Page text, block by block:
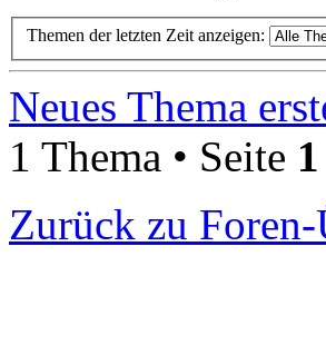
Themen der letzten Zeit anzeigen:
Neues Thema
1 Thema • Seite 1
Zurück zu